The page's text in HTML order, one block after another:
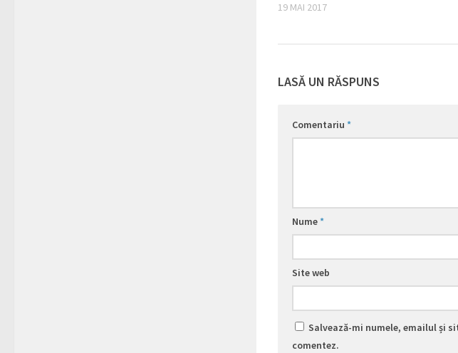
19 MAI 2017
LASĂ UN RĂSPUNS
Comentariu *
Nume*
Site web
Salvează-mi numele, emailul și
comentez.